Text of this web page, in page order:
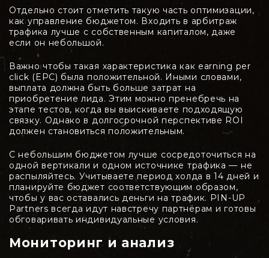
Отдельно стоит отметить такую часть оптимизации,
как управление бюджетом. Входить в арбитраж
трафика лучше с собственным капиталом, даже
если он небольшой.
Важно чтобы такая характеристика как earning per
click (EPC) была положительной. Иными словами,
выплата должна быть больше затрат на
приобретение лида. Этим можно пренебречь на
этапе тестов, когда вы выискиваете подходящую
связку. Однако в долгосрочной перспективе ROI
должен становиться положительным.
С небольшим бюджетом лучше сосредоточиться на
одной вертикали и одном источнике трафика — не
распыляйтесь. Учитываете период холда в 14 дней и
планируйте бюджет соответствующим образом,
чтобы у вас оставались деньги на трафик. PIN-UP
Partners всегда идут навстречу партнёрам и готовы
обговаривать индивидуальные условия.
Мониторинг и анализ